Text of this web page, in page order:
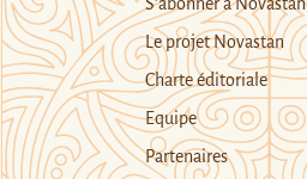
S’abonner à Novastan
Le projet Novastan
Charte éditoriale
Equipe
Partenaires